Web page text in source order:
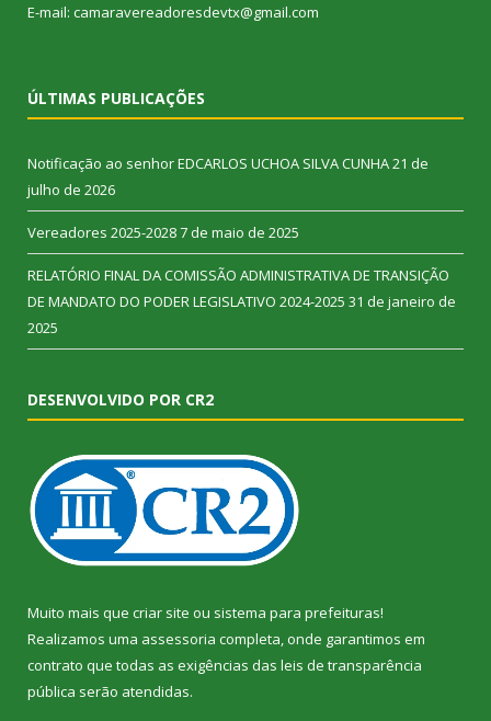
E-mail: camaravereadoresdevtx@gmail.com
ÚLTIMAS PUBLICAÇÕES
Notificação ao senhor EDCARLOS UCHOA SILVA CUNHA21 de
julho de 2026
Vereadores 2025-20287 de maio de 2025
RELATÓRIO FINAL DA COMISSÃO ADMINISTRATIVA DE TRANSIÇÃO
DE MANDATO DO PODER LEGISLATIVO 2024-2025 31 de janeiro de
2025
DESENVOLVIDO POR CR2
Muito mais que criar site ou sistema para prefeituras!
Realizamos uma assessoria completa, onde garantimos em
contrato que todas as exigências das leis de transparência
pública serão atendidas.